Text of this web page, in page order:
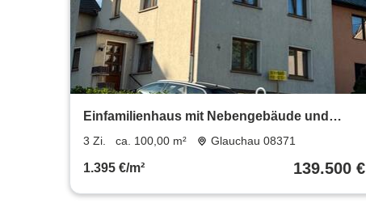
Einfamilienhaus mit Nebengebäude und
Garten Mietkauf mgl.
3 Zi. ca. 100,00 m² Glauchau 08371
1.395 €/m² 139.500 €